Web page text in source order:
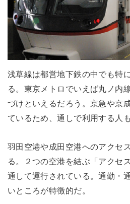
浅草線は都営地下鉄の中でも特
る。東京メトロでいえば丸ノ内
づけといえるだろう。京急や京
ているため、通しで利用する人
羽田空港や成田空港へのアクセ
る。２つの空港を結ぶ「アクセ
通して運行されている。通勤・
いところが特徴的だ。